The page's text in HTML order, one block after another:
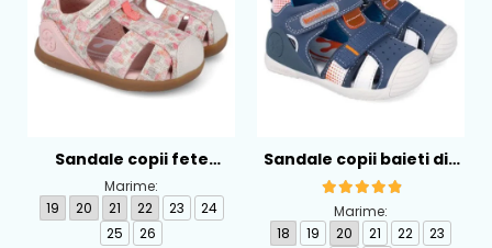
Sandale copii fete
calapod lat din textil
Biomecanics, Roz -
262193-A103
Marime:
19
20 21 22 23
24
25
26
Sandale copii baieti din
piele Biomecanics,
Albastru - 262124-A556
Marime:
18
19 20 21 22
23